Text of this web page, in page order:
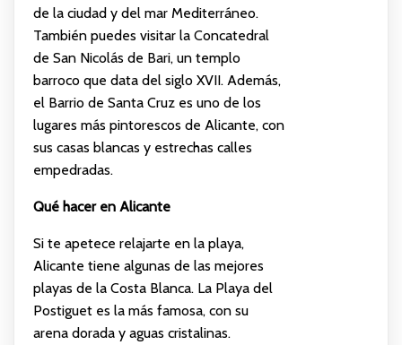
de la ciudad y del mar Mediterráneo.
También puedes visitar la Concatedral
de San Nicolás de Bari, un templo
barroco que data del siglo XVII. Además,
el Barrio de Santa Cruz es uno de los
lugares más pintorescos de Alicante, con
sus casas blancas y estrechas calles
empedradas.
Qué hacer en Alicante
Si te apetece relajarte en la playa,
Alicante tiene algunas de las mejores
playas de la Costa Blanca. La Playa del
Postiguet es la más famosa, con su
arena dorada y aguas cristalinas.